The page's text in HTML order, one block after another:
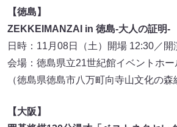
【徳島】
ZEKKEIMANZAI in 徳島‐大人の証明‐
日時：11月08日（土）開場 12:30／
会場：徳島県立21世紀館イベントホー
（徳島県徳島市八万町向寺山文化の森
【大阪】